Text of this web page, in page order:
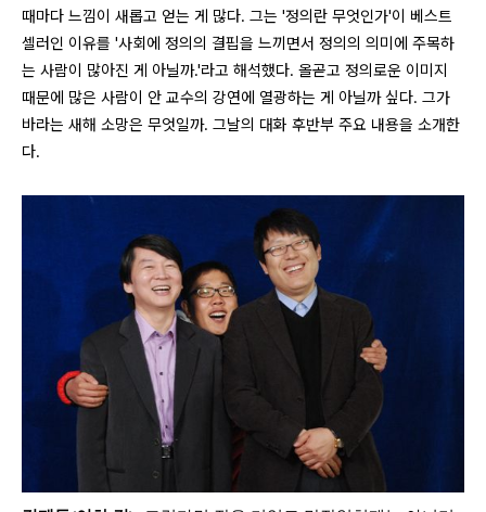
때마다 느낌이 새롭고 얻는 게 많다. 그는 '정의란 무엇인가'이 베스트
셀러인 이유를 '사회에 정의의 결핍을 느끼면서 정의의 의미에 주목하
는 사람이 많아진 게 아닐까.'라고 해석했다. 올곧고 정의로운 이미지
때문에 많은 사람이 안 교수의 강연에 열광하는 게 아닐까 싶다. 그가
바라는 새해 소망은 무엇일까. 그날의 대화 후반부 주요 내용을 소개한
다.